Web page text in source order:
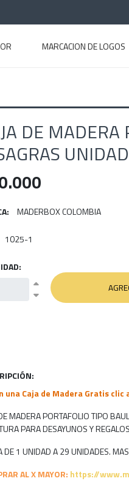
MARCACION DE LOGOS
DE MADERA
UNIDAD
MADERBOX COLOMBIA
1025-1
una Caja de Madera Gratis clic
MADERA PORTAFOLIO TIPO
PARA DESAYUNOS Y
DE 1 UNIDAD A 29 UNIDADES.
AL X MAYOR: https://